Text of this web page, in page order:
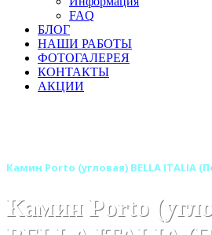
FAQ
БЛОГ
НАШИ РАБОТЫ
ФОТОГАЛЕРЕЯ
КОНТАКТЫ
АКЦИИ
Камин Porto (угловая) BELLA ITALIA
Камин Porto